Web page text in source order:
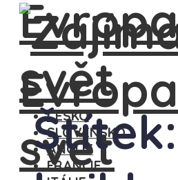
ČESKO
SLOVENSKO
ANGLIE
FRANCIE
Štítek: